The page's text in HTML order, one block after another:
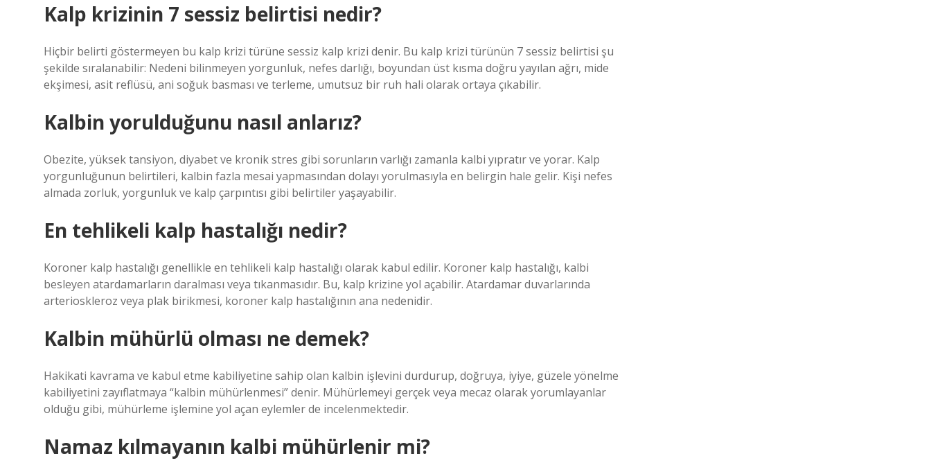
Kalp krizinin 7 sessiz belirtisi nedir?
Hiçbir belirti göstermeyen bu kalp krizi türüne sessiz kalp krizi denir. Bu kalp krizi türünün 7 sessiz belirtisi şu
şekilde sıralanabilir: Nedeni bilinmeyen yorgunluk, nefes darlığı, boyundan üst kısma doğru yayılan ağrı, mide
ekşimesi, asit reflüsü, ani soğuk basması ve terleme, umutsuz bir ruh hali olarak ortaya çıkabilir.
Kalbin yorulduğunu nasıl anlarız?
Obezite, yüksek tansiyon, diyabet ve kronik stres gibi sorunların varlığı zamanla kalbi yıpratır ve yorar. Kalp
yorgunluğunun belirtileri, kalbin fazla mesai yapmasından dolayı yorulmasıyla en belirgin hale gelir. Kişi nefes
almada zorluk, yorgunluk ve kalp çarpıntısı gibi belirtiler yaşayabilir.
En tehlikeli kalp hastalığı nedir?
Koroner kalp hastalığı genellikle en tehlikeli kalp hastalığı olarak kabul edilir. Koroner kalp hastalığı, kalbi
besleyen atardamarların daralması veya tıkanmasıdır. Bu, kalp krizine yol açabilir. Atardamar duvarlarında
arterioskleroz veya plak birikmesi, koroner kalp hastalığının ana nedenidir.
Kalbin mühürlü olması ne demek?
Hakikati kavrama ve kabul etme kabiliyetine sahip olan kalbin işlevini durdurup, doğruya, iyiye, güzele yönelme
kabiliyetini zayıflatmaya “kalbin mühürlenmesi” denir. Mühürlemeyi gerçek veya mecaz olarak yorumlayanlar
olduğu gibi, mühürleme işlemine yol açan eylemler de incelenmektedir.
Namaz kılmayanın kalbi mühürlenir mi?